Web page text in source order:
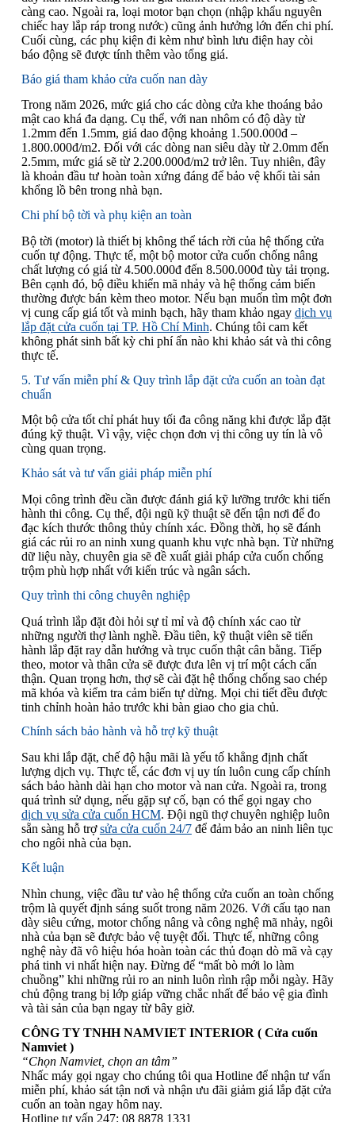
càng cao. Ngoài ra, loại motor bạn chọn (nhập khẩu nguyên
chiếc hay lắp ráp trong nước) cũng ảnh hưởng lớn đến chi phí.
Cuối cùng, các phụ kiện đi kèm như bình lưu điện hay còi
báo động sẽ được tính thêm vào tổng giá.
Báo giá tham khảo cửa cuốn nan dày
Trong năm 2026, mức giá cho các dòng cửa khe thoáng bảo
mật cao khá đa dạng. Cụ thể, với nan nhôm có độ dày từ
1.2mm đến 1.5mm, giá dao động khoảng 1.500.000đ –
1.800.000đ/m2. Đối với các dòng nan siêu dày từ 2.0mm đến
2.5mm, mức giá sẽ từ 2.200.000đ/m2 trở lên. Tuy nhiên, đây
là khoản đầu tư hoàn toàn xứng đáng để bảo vệ khối tài sản
khổng lồ bên trong nhà bạn.
Chi phí bộ tời và phụ kiện an toàn
Bộ tời (motor) là thiết bị không thể tách rời của hệ thống cửa
cuốn tự động. Thực tế, một bộ motor cửa cuốn chống nâng
chất lượng có giá từ 4.500.000đ đến 8.500.000đ tùy tải trọng.
Bên cạnh đó, bộ điều khiển mã nhảy và hệ thống cảm biến
thường được bán kèm theo motor. Nếu bạn muốn tìm một đơn
vị cung cấp giá tốt và minh bạch, hãy tham khảo ngay dịch vụ
lắp đặt cửa cuốn tại TP. Hồ Chí Minh. Chúng tôi cam kết
không phát sinh bất kỳ chi phí ẩn nào khi khảo sát và thi công
thực tế.
5. Tư vấn miễn phí & Quy trình lắp đặt cửa cuốn an toàn đạt
chuẩn
Một bộ cửa tốt chỉ phát huy tối đa công năng khi được lắp đặt
đúng kỹ thuật. Vì vậy, việc chọn đơn vị thi công uy tín là vô
cùng quan trọng.
Khảo sát và tư vấn giải pháp miễn phí
Mọi công trình đều cần được đánh giá kỹ lưỡng trước khi tiến
hành thi công. Cụ thể, đội ngũ kỹ thuật sẽ đến tận nơi để đo
đạc kích thước thông thủy chính xác. Đồng thời, họ sẽ đánh
giá các rủi ro an ninh xung quanh khu vực nhà bạn. Từ những
dữ liệu này, chuyên gia sẽ đề xuất giải pháp cửa cuốn chống
trộm phù hợp nhất với kiến trúc và ngân sách.
Quy trình thi công chuyên nghiệp
Quá trình lắp đặt đòi hỏi sự tỉ mỉ và độ chính xác cao từ
những người thợ lành nghề. Đầu tiên, kỹ thuật viên sẽ tiến
hành lắp đặt ray dẫn hướng và trục cuốn thật cân bằng. Tiếp
theo, motor và thân cửa sẽ được đưa lên vị trí một cách cẩn
thận. Quan trọng hơn, thợ sẽ cài đặt hệ thống chống sao chép
mã khóa và kiểm tra cảm biến tự dừng. Mọi chi tiết đều được
tinh chỉnh hoàn hảo trước khi bàn giao cho gia chủ.
Chính sách bảo hành và hỗ trợ kỹ thuật
Sau khi lắp đặt, chế độ hậu mãi là yếu tố khẳng định chất
lượng dịch vụ. Thực tế, các đơn vị uy tín luôn cung cấp chính
sách bảo hành dài hạn cho motor và nan cửa. Ngoài ra, trong
quá trình sử dụng, nếu gặp sự cố, bạn có thể gọi ngay cho
dịch vụ sửa cửa cuốn HCM. Đội ngũ thợ chuyên nghiệp luôn
sẵn sàng hỗ trợsửa cửa cuốn 24/7để đảm bảo an ninh liên tục
cho ngôi nhà của bạn.
Kết luận
Nhìn chung, việc đầu tư vào hệ thống cửa cuốn an toàn chống
trộm là quyết định sáng suốt trong năm 2026. Với cấu tạo nan
dày siêu cứng, motor chống nâng và công nghệ mã nhảy, ngôi
nhà của bạn sẽ được bảo vệ tuyệt đối. Thực tế, những công
nghệ này đã vô hiệu hóa hoàn toàn các thủ đoạn dò mã và cạy
phá tinh vi nhất hiện nay. Đừng để “mất bò mới lo làm
chuồng” khi những rủi ro an ninh luôn rình rập mỗi ngày. Hãy
chủ động trang bị lớp giáp vững chắc nhất để bảo vệ gia đình
và tài sản của bạn ngay từ bây giờ.
CÔNG TY TNHH NAMVIET INTERIOR ( Cửa cuốn
Namviet )
“Chọn Namviet, chọn an tâm”
Nhấc máy gọi ngay cho chúng tôi qua Hotline để nhận tư vấn
miễn phí, khảo sát tận nơi và nhận ưu đãi giảm giá lắp đặt cửa
cuốn an toàn ngay hôm nay.
Hotline tư vấn 247: 08 8878 1331